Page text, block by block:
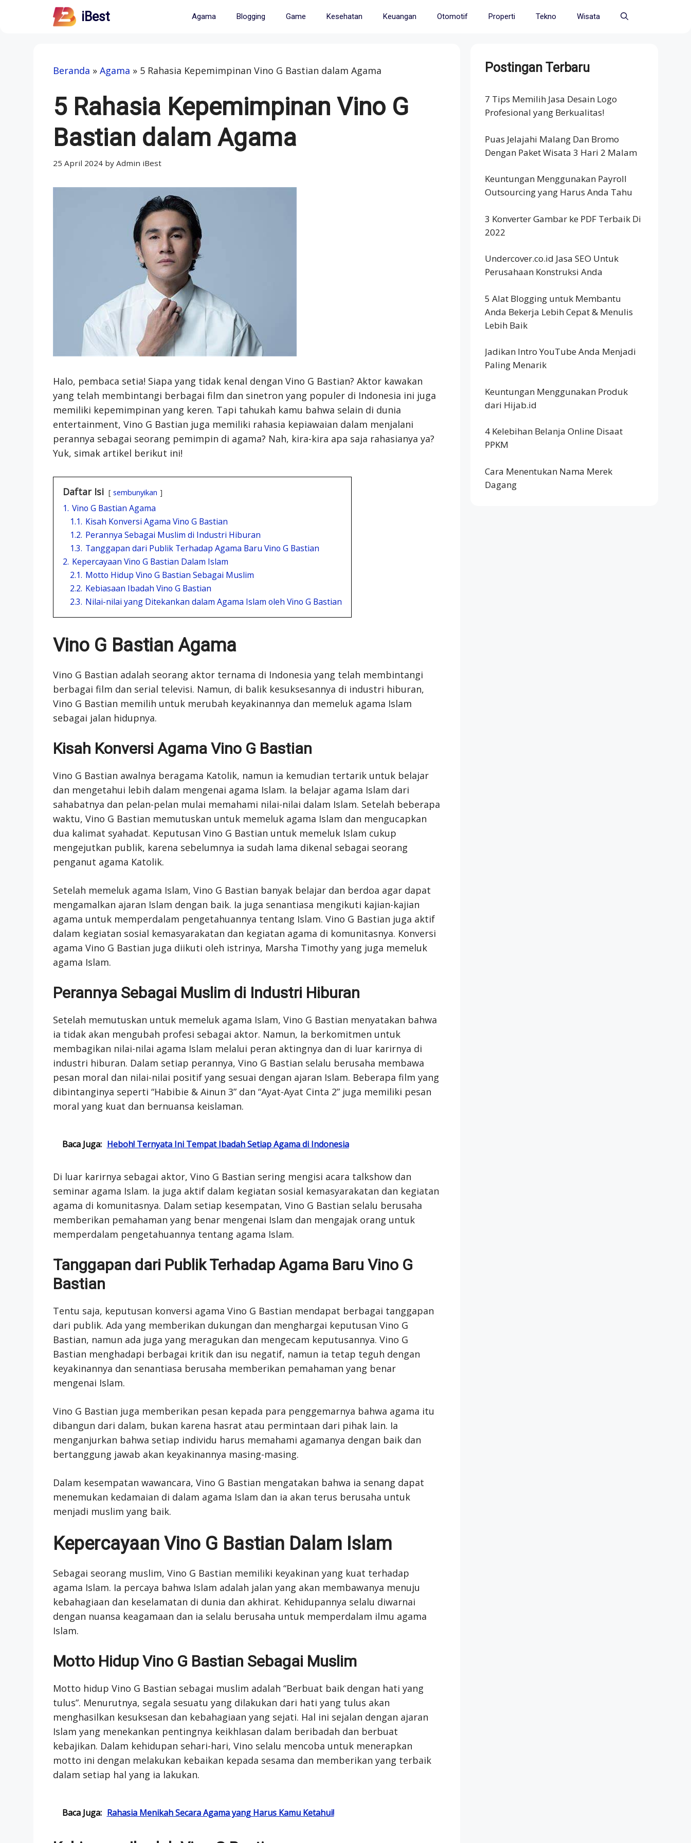
iBest Agama Blogging Game Kesehatan Keuangan Otomotif Properti Tekno Wisata
Beranda » Agama » 5 Rahasia Kepemimpinan Vino G Bastian dalam Agama
5 Rahasia Kepemimpinan Vino G
Bastian dalam Agama
25 April 2024 by Admin iBest
Halo, pembaca setia! Siapa yang tidak kenal dengan Vino G Bastian? Aktor kawakan
yang telah membintangi berbagai film dan sinetron yang populer di Indonesia ini juga
memiliki kepemimpinan yang keren. Tapi tahukah kamu bahwa selain di dunia
entertainment, Vino G Bastian juga memiliki rahasia kepiawaian dalam menjalani
perannya sebagai seorang pemimpin di agama? Nah, kira-kira apa saja rahasianya ya?
Yuk, simak artikel berikut ini!
Daftar Isi sembunyikan
1. Vino G Bastian Agama
1.1. Kisah Konversi Agama Vino G Bastian
1.2. Perannya Sebagai Muslim di Industri Hiburan
1.3. Tanggapan dari Publik Terhadap Agama Baru Vino G Bastian
2. Kepercayaan Vino G Bastian Dalam Islam
2.1. Motto Hidup Vino G Bastian Sebagai Muslim
2.2. Kebiasaan Ibadah Vino G Bastian
2.3. Nilai-nilai yang Ditekankan dalam Agama Islam oleh Vino G Bastian
Vino G Bastian Agama
Vino G Bastian adalah seorang aktor ternama di Indonesia yang telah membintangi
berbagai film dan serial televisi. Namun, di balik kesuksesannya di industri hiburan,
Vino G Bastian memilih untuk merubah keyakinannya dan memeluk agama Islam
sebagai jalan hidupnya.
Kisah Konversi Agama Vino G Bastian
Vino G Bastian awalnya beragama Katolik, namun ia kemudian tertarik untuk belajar
dan mengetahui lebih dalam mengenai agama Islam. Ia belajar agama Islam dari
sahabatnya dan pelan-pelan mulai memahami nilai-nilai dalam Islam. Setelah beberapa
waktu, Vino G Bastian memutuskan untuk memeluk agama Islam dan mengucapkan
dua kalimat syahadat. Keputusan Vino G Bastian untuk memeluk Islam cukup
mengejutkan publik, karena sebelumnya ia sudah lama dikenal sebagai seorang
penganut agama Katolik.
Setelah memeluk agama Islam, Vino G Bastian banyak belajar dan berdoa agar dapat
mengamalkan ajaran Islam dengan baik. Ia juga senantiasa mengikuti kajian-kajian
agama untuk memperdalam pengetahuannya tentang Islam. Vino G Bastian juga aktif
dalam kegiatan sosial kemasyarakatan dan kegiatan agama di komunitasnya. Konversi
agama Vino G Bastian juga diikuti oleh istrinya, Marsha Timothy yang juga memeluk
agama Islam.
Perannya Sebagai Muslim di Industri Hiburan
Setelah memutuskan untuk memeluk agama Islam, Vino G Bastian menyatakan bahwa
ia tidak akan mengubah profesi sebagai aktor. Namun, Ia berkomitmen untuk
membagikan nilai-nilai agama Islam melalui peran aktingnya dan di luar karirnya di
industri hiburan. Dalam setiap perannya, Vino G Bastian selalu berusaha membawa
pesan moral dan nilai-nilai positif yang sesuai dengan ajaran Islam. Beberapa film yang
dibintanginya seperti “Habibie & Ainun 3” dan “Ayat-Ayat Cinta 2” juga memiliki pesan
moral yang kuat dan bernuansa keislaman.
Baca Juga: Heboh! Ternyata Ini Tempat Ibadah Setiap Agama di Indonesia
Di luar karirnya sebagai aktor, Vino G Bastian sering mengisi acara talkshow dan
seminar agama Islam. Ia juga aktif dalam kegiatan sosial kemasyarakatan dan kegiatan
agama di komunitasnya. Dalam setiap kesempatan, Vino G Bastian selalu berusaha
memberikan pemahaman yang benar mengenai Islam dan mengajak orang untuk
memperdalam pengetahuannya tentang agama Islam.
Tanggapan dari Publik Terhadap Agama Baru Vino G
Bastian
Tentu saja, keputusan konversi agama Vino G Bastian mendapat berbagai tanggapan
dari publik. Ada yang memberikan dukungan dan menghargai keputusan Vino G
Bastian, namun ada juga yang meragukan dan mengecam keputusannya. Vino G
Bastian menghadapi berbagai kritik dan isu negatif, namun ia tetap teguh dengan
keyakinannya dan senantiasa berusaha memberikan pemahaman yang benar
mengenai Islam.
Vino G Bastian juga memberikan pesan kepada para penggemarnya bahwa agama itu
dibangun dari dalam, bukan karena hasrat atau permintaan dari pihak lain. Ia
menganjurkan bahwa setiap individu harus memahami agamanya dengan baik dan
bertanggung jawab akan keyakinannya masing-masing.
Dalam kesempatan wawancara, Vino G Bastian mengatakan bahwa ia senang dapat
menemukan kedamaian di dalam agama Islam dan ia akan terus berusaha untuk
menjadi muslim yang baik.
Kepercayaan Vino G Bastian Dalam Islam
Sebagai seorang muslim, Vino G Bastian memiliki keyakinan yang kuat terhadap
agama Islam. Ia percaya bahwa Islam adalah jalan yang akan membawanya menuju
kebahagiaan dan keselamatan di dunia dan akhirat. Kehidupannya selalu diwarnai
dengan nuansa keagamaan dan ia selalu berusaha untuk memperdalam ilmu agama
Islam.
Motto Hidup Vino G Bastian Sebagai Muslim
Motto hidup Vino G Bastian sebagai muslim adalah “Berbuat baik dengan hati yang
tulus”. Menurutnya, segala sesuatu yang dilakukan dari hati yang tulus akan
menghasilkan kesuksesan dan kebahagiaan yang sejati. Hal ini sejalan dengan ajaran
Islam yang menekankan pentingnya keikhlasan dalam beribadah dan berbuat
kebajikan. Dalam kehidupan sehari-hari, Vino selalu mencoba untuk menerapkan
motto ini dengan melakukan kebaikan kepada sesama dan memberikan yang terbaik
dalam setiap hal yang ia lakukan.
Baca Juga: Rahasia Menikah Secara Agama yang Harus Kamu Ketahui!
Postingan Terbaru
7 Tips Memilih Jasa Desain Logo
Profesional yang Berkualitas!
Puas Jelajahi Malang Dan Bromo
Dengan Paket Wisata 3 Hari 2 Malam
Keuntungan Menggunakan Payroll
Outsourcing yang Harus Anda Tahu
3 Konverter Gambar ke PDF Terbaik Di
2022
Undercover.co.id Jasa SEO Untuk
Perusahaan Konstruksi Anda
5 Alat Blogging untuk Membantu
Anda Bekerja Lebih Cepat & Menulis
Lebih Baik
Jadikan Intro YouTube Anda Menjadi
Paling Menarik
Keuntungan Menggunakan Produk
dari Hijab.id
4 Kelebihan Belanja Online Disaat
PPKM
Cara Menentukan Nama Merek
Dagang